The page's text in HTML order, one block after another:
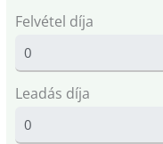
Felvétel díja
Leadás díja